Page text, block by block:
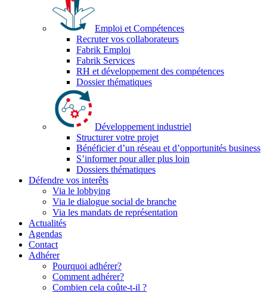
Emploi et Compétences
Recruter vos collaborateurs
Fabrik Emploi
Fabrik Services
RH et développement des compétences
Dossier thématiques
Développement industriel
Structurer votre projet
Bénéficier d’un réseau et d’opportunités business
S’informer pour aller plus loin
Dossiers thématiques
Défendre vos interêts
Via le lobbying
Via le dialogue social de branche
Via les mandats de représentation
Actualités
Agendas
Contact
Adhérer
Pourquoi adhérer?
Comment adhérer?
Combien cela coûte-t-il ?